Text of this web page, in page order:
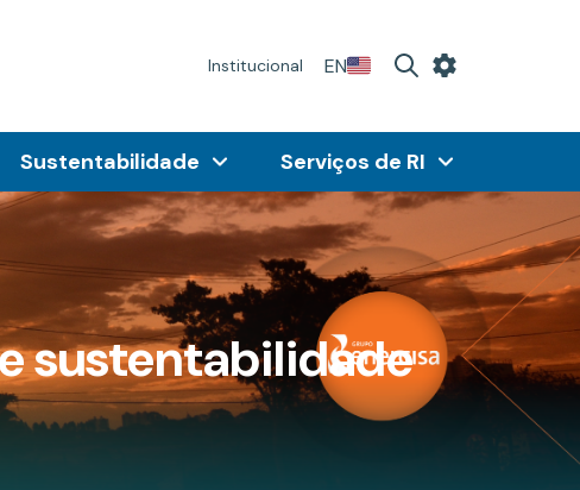
Institucional EN
Sustentabilidade Serviços de RI
sustentabilidade